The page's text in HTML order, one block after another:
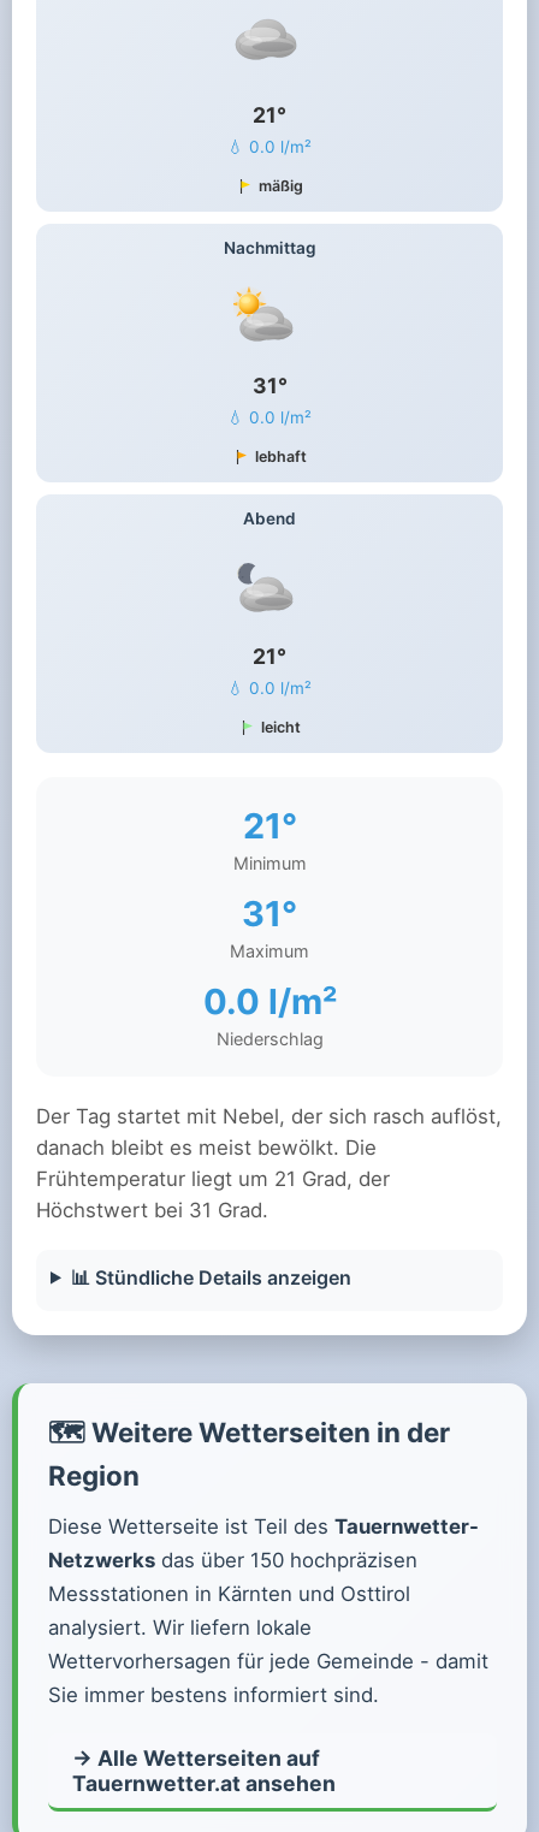
21°
💧 0.0 l/m²
mäßig
Nachmittag
31°
💧 0.0 l/m²
lebhaft
Abend
21°
💧 0.0 l/m²
leicht
21°
Minimum
31°
Maximum
0.0 l/m²
Niederschlag
Der Tag startet mit Nebel, der sich rasch auflöst,
danach bleibt es meist bewölkt. Die
Frühtemperatur liegt um 21 Grad, der
Höchstwert bei 31 Grad.
📊 Stündliche Details anzeigen
🗺️ Weitere Wetterseiten in der
Region
Diese Wetterseite ist Teil des Tauernwetter-
Netzwerks das über 150 hochpräzisen
Messstationen in Kärnten und Osttirol
analysiert. Wir liefern lokale
Wettervorhersagen für jede Gemeinde - damit
Sie immer bestens informiert sind.
→ Alle Wetterseiten auf
Tauernwetter.at ansehen